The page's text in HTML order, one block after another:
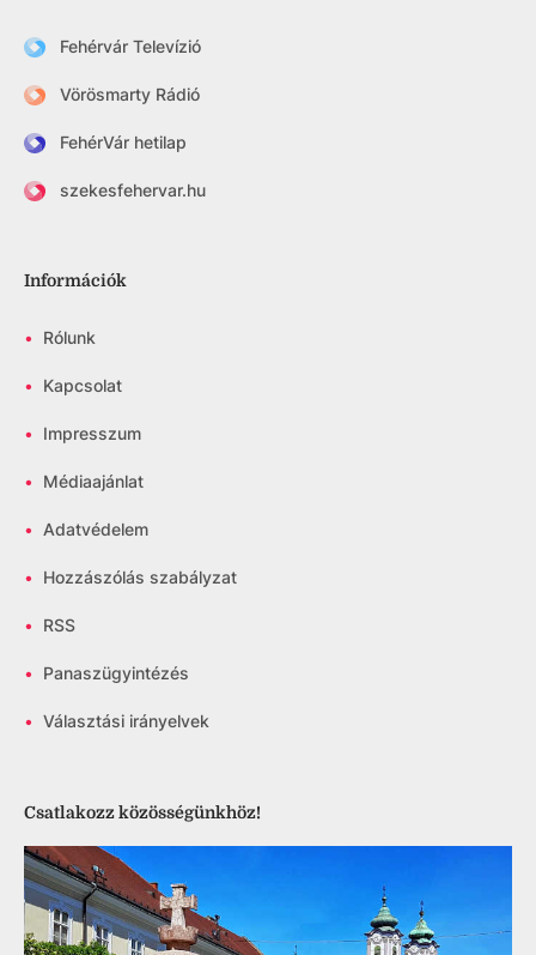
Fehérvár Televízió
Vörösmarty Rádió
FehérVár hetilap
szekesfehervar.hu
Információk
• Rólunk
• Kapcsolat
• Impresszum
• Médiaajánlat
• Adatvédelem
• Hozzászólás szabályzat
• RSS
• Panaszügyintézés
• Választási irányelvek
Csatlakozz közösségünkhöz!